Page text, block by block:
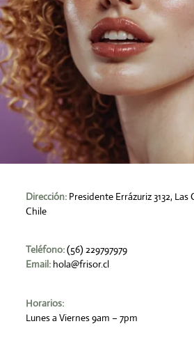
Horarios:
Lunes a Viernes 9am – 7pm
Teléfono:(56) 229797979
Email: hola@frisor.cl
Dirección:Presidente Errázuriz 3132, Las
Chile